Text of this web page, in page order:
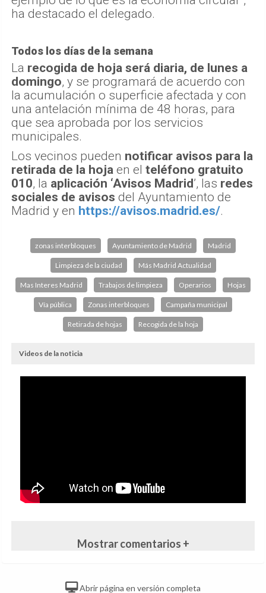
ha destacado el delegado.
Todos los días de la semana
La recogida de hoja será diaria, de lunes a
domingo, y se programará de acuerdo con
la acumulación o superficie afectada y con
una antelación mínima de 48 horas, para
que sea aprobada por los servicios
municipales.
Los vecinos pueden notificar avisos para la
retirada de la hoja en el teléfono gratuito
010, la aplicación ‘Avisos Madrid’, las redes
sociales de avisos del Ayuntamiento de
Madrid y en https://avisos.madrid.es/.
zonas interbloques Ayuntamiento de Madrid Madrid
Limpieza de la ciudad Más Madrid Actualidad
Mas Interes Madrid Trabajos de limpieza Operarios Hojas
Vía pública Zonas interbloques Campaña municipal
Retirada de hojas Recogida de la hoja
Videos de la noticia
Mostrar comentarios +
Abrir página en versión completa